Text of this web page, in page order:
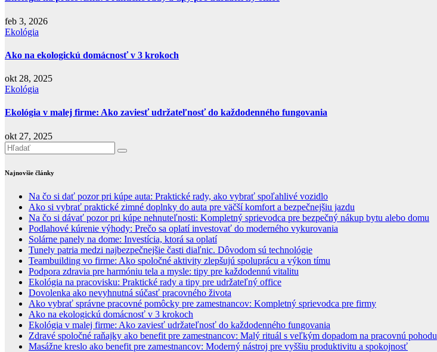
feb 3, 2026
Ekológia
Ako na ekologickú domácnosť v 3 krokoch
okt 28, 2025
Ekológia
Ekológia v malej firme: Ako zaviesť udržateľnosť do každodenného fungovania
okt 27, 2025
Najnovšie články
Na čo si dať pozor pri kúpe auta: Praktické rady, ako vybrať spoľahlivé vozidlo
Ako si vybrať praktické zimné doplnky do auta pre väčší komfort a bezpečnejšiu jazdu
Na čo si dávať pozor pri kúpe nehnuteľnosti: Kompletný sprievodca pre bezpečný nákup bytu alebo domu
Podlahové kúrenie výhody: Prečo sa oplatí investovať do moderného vykurovania
Solárne panely na dome: Investícia, ktorá sa oplatí
Tunely patria medzi najbezpečnejšie časti diaľnic. Dôvodom sú technológie
Teambuilding vo firme: Ako spoločné aktivity zlepšujú spoluprácu a výkon tímu
Podpora zdravia pre harmóniu tela a mysle: tipy pre každodennú vitalitu
Ekológia na pracovisku: Praktické rady a tipy pre udržateľný office
Dovolenka ako nevyhnutná súčasť pracovného života
Ako vybrať správne pracovné pomôcky pre zamestnancov: Kompletný sprievodca pre firmy
Ako na ekologickú domácnosť v 3 krokoch
Ekológia v malej firme: Ako zaviesť udržateľnosť do každodenného fungovania
Zdravé spoločné raňajky ako benefit pre zamestnancov: Malý rituál s veľkým dopadom na pracovnú pohodu
Masážne kreslo ako benefit pre zamestnancov: Moderný nástroj pre vyššiu produktivitu a spokojnosť